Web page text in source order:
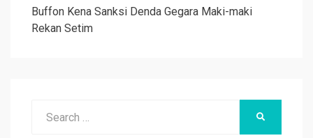
Buffon Kena Sanksi Denda Gegara Maki-maki
Rekan Setim